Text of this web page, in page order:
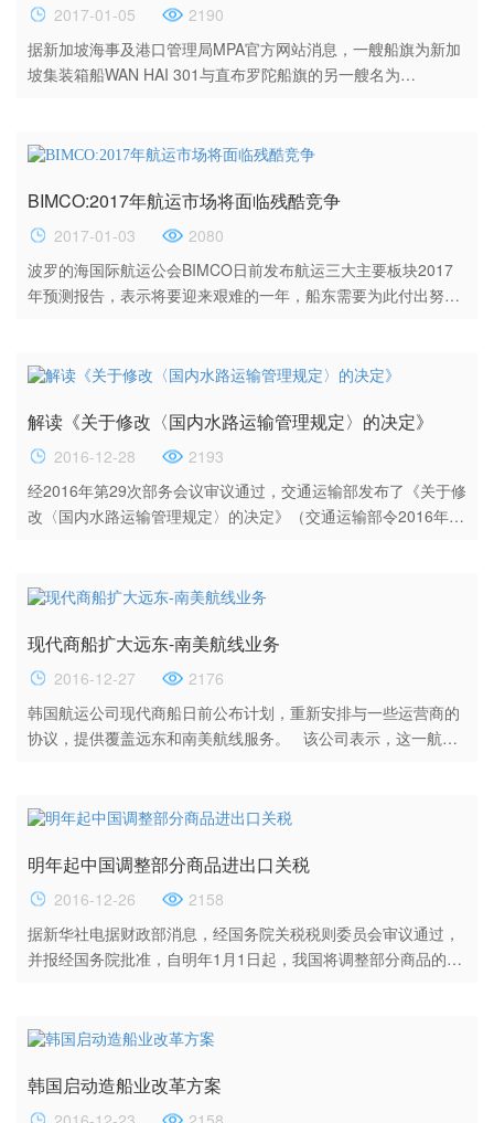
2017-01-05
2190
据新加坡海事及港口管理局MPA官方网站消息，一艘船旗为新加
坡集装箱船WAN HAI 301与直布罗陀船旗的另一艘名为
APL DENVER船长报告，其所在船舶的的一个燃油舱遭到碰撞损
场采取了一些控油措施，比如在A...
BIMCO:2017年航运市场将面临残酷竞争
2017-01-03
2080
波罗的海国际航运公会BIMCO日前发布航运三大主要板块2017
年预测报告，表示将要迎来艰难的一年，船东需要为此付出努
争，包括表现尚可的油轮市场。 报告指出，市场完全恢复需要
了政府干预对市场走向的误导。 干散货市场方面...
解读《关于修改〈国内水路运输管理规定〉的决定》
2016-12-28
2193
经2016年第29次部务会议审议通过，交通运输部发布了《关于修
改〈国内水路运输管理规定〉的决定》（交通运输部令2016年第
中“交通运输部具体实施国务院国有资产监督管理机构履行出资人
第一款修改为“交通运输部具体实施省际客船运输、省际危险品船
运输...
现代商船扩大远东-南美航线业务
2016-12-27
2176
韩国航运公司现代商船日前公布计划，重新安排与一些运营商的
协议，提供覆盖远东和南美航线服务。 该公司表示，这一航线
与汉堡南美、赫伯罗特、阿拉伯轮船、达飞轮船、日本邮船和中
与汉堡南美、赫伯罗特、阿拉伯轮船、日本邮船和以星轮...
明年起中国调整部分商品进出口关税
2016-12-26
2158
据新华社电据财政部消息，经国务院关税税则委员会审议通过，
并报经国务院批准，自明年1月1日起，我国将调整部分商品的进
分选设备等商品的进口关税。还将降低金枪鱼等特色食品和雕塑
豆杉皮和枝叶、治疗糖尿病药所需阿卡波糖水合物的进口关税。
此前实行...
韩国启动造船业改革方案